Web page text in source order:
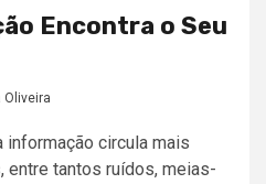
Encontra o Seu
Oliveira
informação circula mais
entre tantos ruídos, meias-